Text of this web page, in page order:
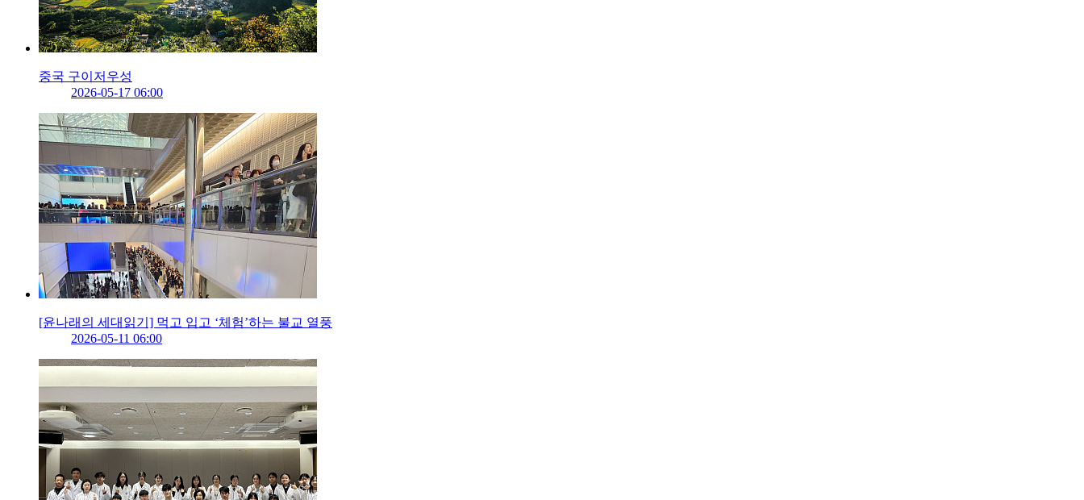
중국 구이저우성
2026-05-17 06:00
[윤나래의 세대읽기] 먹고 입고 ‘체험’하는 불교 열풍
2026-05-11 06:00